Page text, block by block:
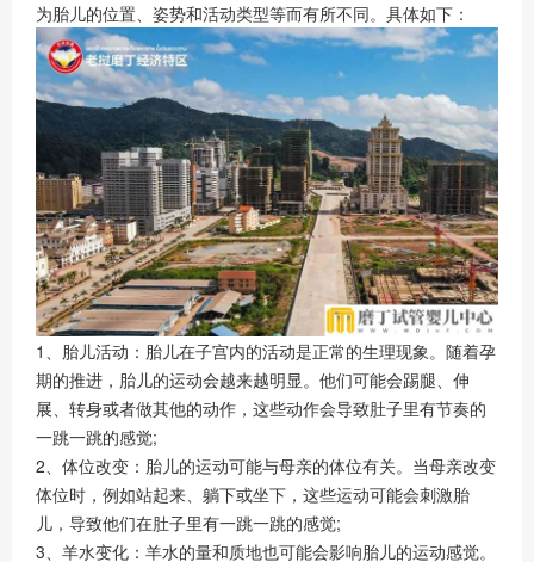
为胎儿的位置、姿势和活动类型等而有所不同。具体如下：
1、胎儿活动：胎儿在子宫内的活动是正常的生理现象。随着孕
期的推进，胎儿的运动会越来越明显。他们可能会踢腿、伸
展、转身或者做其他的动作，这些动作会导致肚子里有节奏的
一跳一跳的感觉;
2、体位改变：胎儿的运动可能与母亲的体位有关。当母亲改变
体位时，例如站起来、躺下或坐下，这些运动可能会刺激胎
儿，导致他们在肚子里有一跳一跳的感觉;
3、羊水变化：羊水的量和质地也可能会影响胎儿的运动感觉。